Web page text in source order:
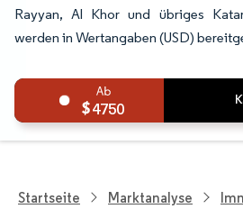
Rayyan, Al Khor und übriges
werden in Wertangaben (USD)
4750
Startseite Marktanalyse